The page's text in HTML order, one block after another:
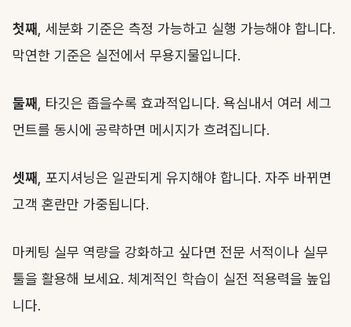
첫째, 세분화 기준은 측정 가능하고 실행 가능해야 합니다.
막연한 기준은 실전에서 무용지물입니다.
둘째, 타깃은 좁을수록 효과적입니다. 욕심내서 여러 세그
먼트를 동시에 공략하면 메시지가 흐려집니다.
셋째, 포지셔닝은 일관되게 유지해야 합니다. 자주 바뀌면
고객 혼란만 가중됩니다.
마케팅 실무 역량을 강화하고 싶다면 전문 서적이나 실무
툴을 활용해 보세요. 체계적인 학습이 실전 적용력을 높입
니다.